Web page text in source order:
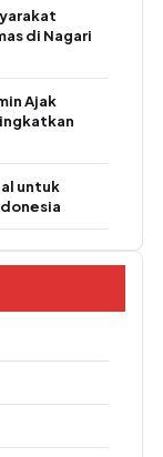
di Nagari
Ajak
untuk